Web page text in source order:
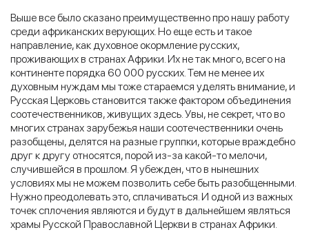
Выше все было сказано преимущественно про нашу работу
среди африканских верующих. Но еще есть и такое
направление, как духовное окормление русских,
проживающих в странах Африки. Их не так много, всего на
континенте порядка 60 000 русских. Тем не менее их
духовным нуждам мы тоже стараемся уделять внимание, и
Русская Церковь становится также фактором объединения
соотечественников, живущих здесь. Увы, не секрет, что во
многих странах зарубежья наши соотечественники очень
разобщены, делятся на разные группки, которые враждебно
друг к другу относятся, порой из-за какой-то мелочи,
случившейся в прошлом. Я убежден, что в нынешних
условиях мы не можем позволить себе быть разобщенными.
Нужно преодолевать это, сплачиваться. И одной из важных
точек сплочения являются и будут в дальнейшем являться
храмы Русской Православной Церкви в странах Африки.